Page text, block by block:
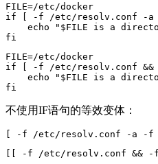
FILE=/etc/docker
if [ -f /etc/resolv.conf -a
echo "$FILE is a
fi
FILE=/etc/docker
if [ -f /etc/resolv.conf
echo "$FILE is a
fi
不使用IF语句的等效变体：
[ -f /etc/resolv.conf -a -f
[[ -f /etc/resolv.conf &&